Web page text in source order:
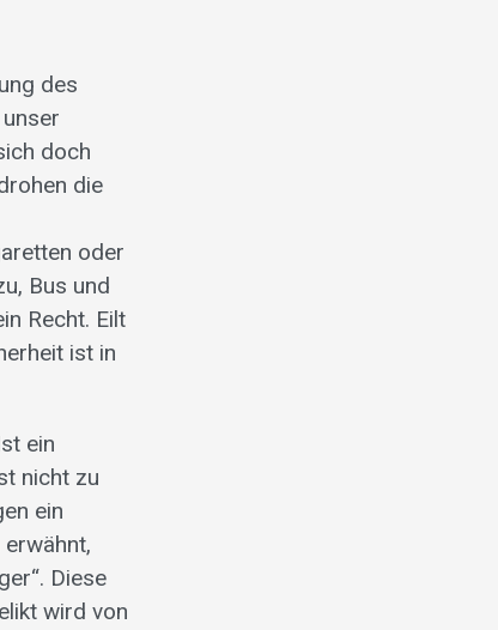
des
doch
die
oder
Bus und
Recht. Eilt
ist in
ein
nicht zu
ein
Diese
wird von